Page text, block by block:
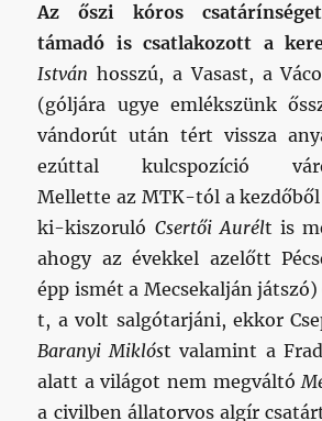
Az őszi kóros
támadó is csatlakozott a
Istvánhosszú, a Vasast, a
(góljára ugye emlékszünk
vándorút után tért vissza
ezúttal kulcspozíció
Mellette az MTK-tól a
ki-kiszoruló Csertői Aurélt is
ahogy az évekkel azelőtt
épp ismét a Mecsekalján játszó)
t, a volt salgótarjáni, ekkor
Baranyi Miklóst valamint a
alatt a világot nem megváltó
a civilben állatorvos algír